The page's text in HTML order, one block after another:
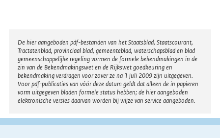
Disclaimer
De hier aangeboden pdf-bestanden van het Staatsblad, Staatscourant,
Tractatenblad, provinciaal blad, gemeenteblad, waterschapsblad en blad
gemeenschappelijke regeling vormen de formele bekendmakingen in de
zin van de Bekendmakingswet en de Rijkswet goedkeuring en
bekendmaking verdragen voor zover ze na 1 juli 2009 zijn uitgegeven.
Voor pdf-publicaties van vóór deze datum geldt dat alleen de in papieren
vorm uitgegeven bladen formele status hebben; de hier aangeboden
elektronische versies daarvan worden bij wijze van service aangeboden.